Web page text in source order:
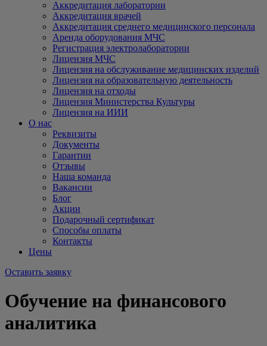
Аккредитация лаборатории
Аккредитация врачей
Аккредитация среднего медицинского персонала
Аренда оборудования МЧС
Регистрация электролаборатории
Лицензия МЧС
Лицензия на обслуживание медицинских изделий
Лицензия на образовательную деятельность
Лицензия на отходы
Лицензия Министерства Культуры
Лицензия на ИИИ
О нас
Реквизиты
Документы
Гарантии
Отзывы
Наша команда
Вакансии
Блог
Акции
Подарочный сертификат
Способы оплаты
Контакты
Цены
Оставить заявку
Обучение на финансового
аналитика